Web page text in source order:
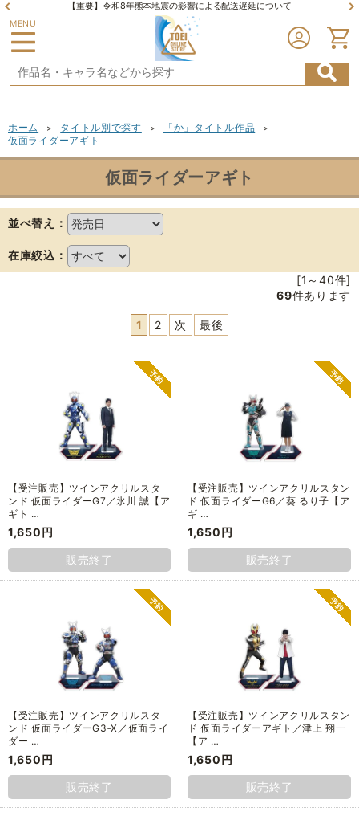
【重要】令和8年熊本地震の影響による配送遅延について
MENU
ホーム > タイトル別で探す > 「か」タイトル作品 >
仮面ライダーアギト
仮面ライダーアギト
並べ替え：
在庫絞込：
[1～40件]
69件あります
1 2 次 最後
【受注販売】ツインアクリルスタ
ンド 仮面ライダーG7／氷川 誠【ア
ギト …
1,650円
販売終了
【受注販売】ツインアクリルスタン
ド 仮面ライダーG6／葵 るり子【ア
ギ …
1,650円
販売終了
【受注販売】ツインアクリルスタ
ンド 仮面ライダーG3‐X／仮面ライ
ダー …
1,650円
販売終了
【受注販売】ツインアクリルスタン
ド 仮面ライダーアギト／津上 翔一
【ア …
1,650円
販売終了